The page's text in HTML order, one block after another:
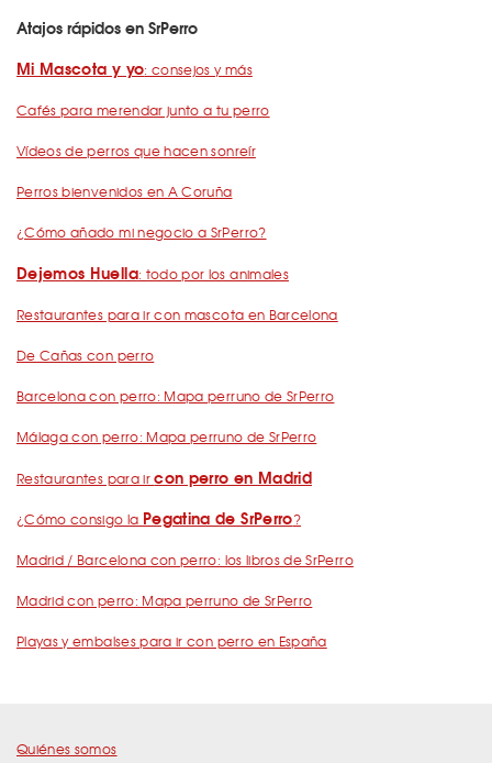
Atajos rápidos en SrPerro
Mi Mascota y yo: consejos y más
Cafés para merendar junto a tu perro
Vídeos de perros que hacen sonreír
Perros bienvenidos en A Coruña
¿Cómo añado mi negocio a SrPerro?
Dejemos Huella: todo por los animales
Restaurantes para ir con mascota en Barcelona
De Cañas con perro
Barcelona con perro: Mapa perruno de SrPerro
Málaga con perro: Mapa perruno de SrPerro
Restaurantes para ircon perro en Madrid
¿Cómo consigo la Pegatina de SrPerro?
Madrid / Barcelona con perro: los libros de SrPerro
Madrid con perro: Mapa perruno de SrPerro
Playas y embalses para ir con perro en España
Quiénes somos